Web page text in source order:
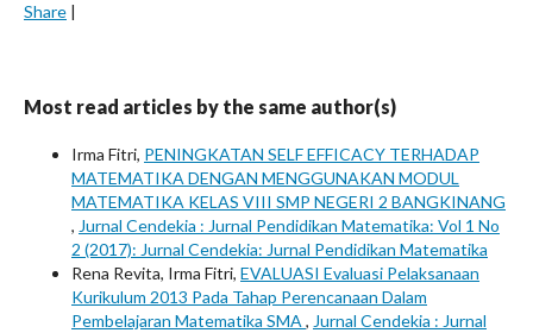
Share |
Most read articles by the same author(s)
Irma Fitri, PENINGKATAN SELF EFFICACY TERHADAP
MATEMATIKA DENGAN MENGGUNAKAN MODUL
MATEMATIKA KELAS VIII SMP NEGERI 2 BANGKINANG
, Jurnal Cendekia : Jurnal Pendidikan Matematika: Vol 1 No
2 (2017): Jurnal Cendekia: Jurnal Pendidikan Matematika
Rena Revita, Irma Fitri, EVALUASI Evaluasi Pelaksanaan
Kurikulum 2013 Pada Tahap Perencanaan Dalam
Pembelajaran Matematika SMA , Jurnal Cendekia : Jurnal